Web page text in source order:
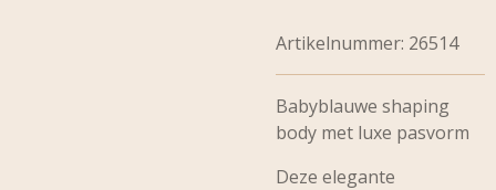
Artikelnummer: 26514
Babyblauwe shaping
body met luxe pasvorm
Deze elegante